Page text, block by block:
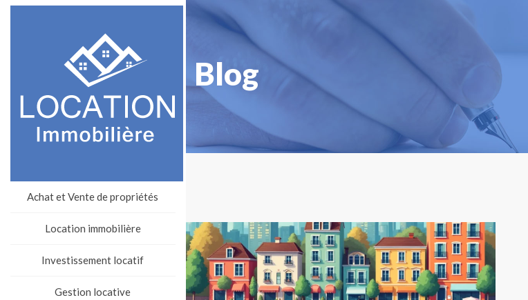
Achat et Vente de propriétés
Location immobilière
Investissement locatif
Gestion locative
Blog